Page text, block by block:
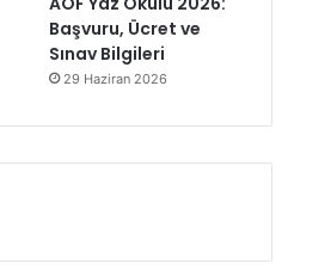
Başvuru, Ücret ve
Sınav Bilgileri
29 Haziran 2026